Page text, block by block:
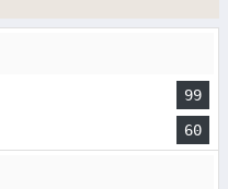
99
60